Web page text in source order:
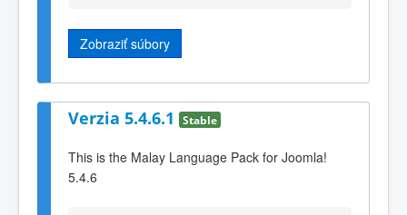
Zobraziť súbory
Verzia 5.4.6.1 Stable
This is the Malay Language Pack for Joomla!
5.4.6